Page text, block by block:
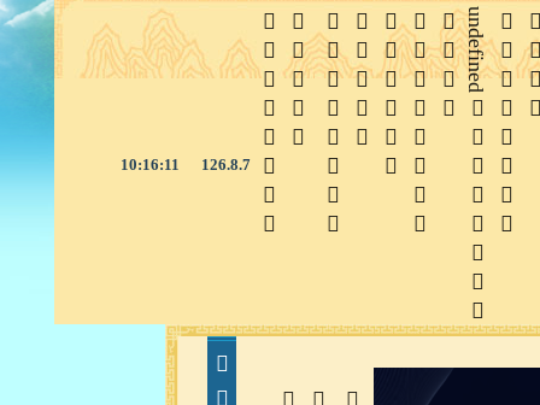
10:16:12 126.8.7

 
undefined




